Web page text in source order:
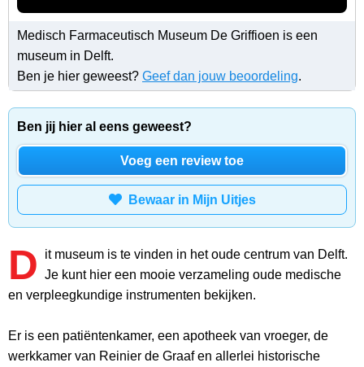
Medisch Farmaceutisch Museum De Griffioen is een
museum in Delft.
Ben je hier geweest? Geef dan jouw beoordeling.
Ben jij hier al eens geweest?
Voeg een review toe
Bewaar in Mijn Uitjes
D
it museum is te vinden in het oude centrum van Delft.
Je kunt hier een mooie verzameling oude medische
en verpleegkundige instrumenten bekijken.
Er is een patiëntenkamer, een apotheek van vroeger, de
werkkamer van Reinier de Graaf en allerlei historische